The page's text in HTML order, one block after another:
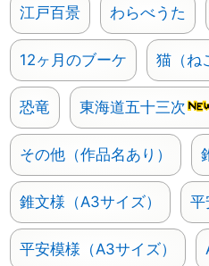
江戸百景 わらべうた
12ヶ月のブーケ 猫（ね
恐竜 東海道五十三次
その他（作品名あり）
錐文様（A3サイズ） 平
平安模様（A3サイズ）